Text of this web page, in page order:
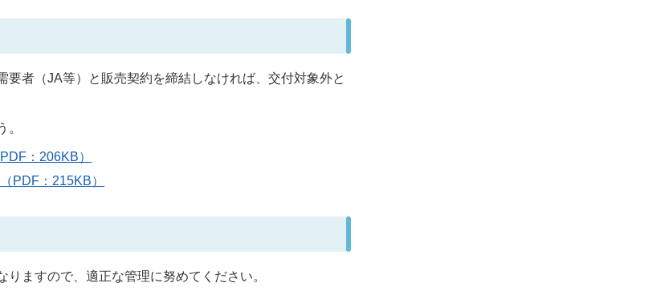
者（JA等）と販売契約を締結しなければ、交付対象外と
：206KB）
PDF：215KB）
ますので、適正な管理に努めてください。